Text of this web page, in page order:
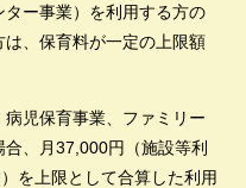
ー事業）を利用する方の
、保育料が一定の上限額
児保育事業、ファミリー
、月37,000円（施設等利
を上限として合算した利用